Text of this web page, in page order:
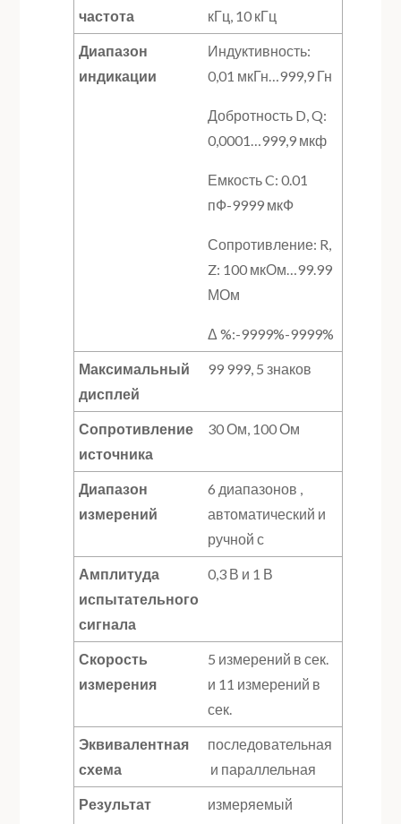
частота
кГц, 10 кГц
Диапазон
индикации
Индуктивность:
0,01 мкГн…999,9 Гн
Добротность D, Q:
0,0001…999,9 мкф
Емкость C: 0.01
пФ-9999 мкФ
Сопротивление: R,
Z: 100 мкОм…99.99
МОм
Δ %:-9999%-9999%
Максимальный
дисплей
99 999, 5 знаков
Сопротивление
источника
30 Ом, 100 Ом
Диапазон
измерений
6 диапазонов ,
автоматический и
ручной с
Амплитуда
испытательного
сигнала
0,3 В и 1 В
Скорость
измерения
5 измерений в сек.
и 11 измерений в
сек.
Эквивалентная
схема
последовательная
и параллельная
Результат
измеряемый